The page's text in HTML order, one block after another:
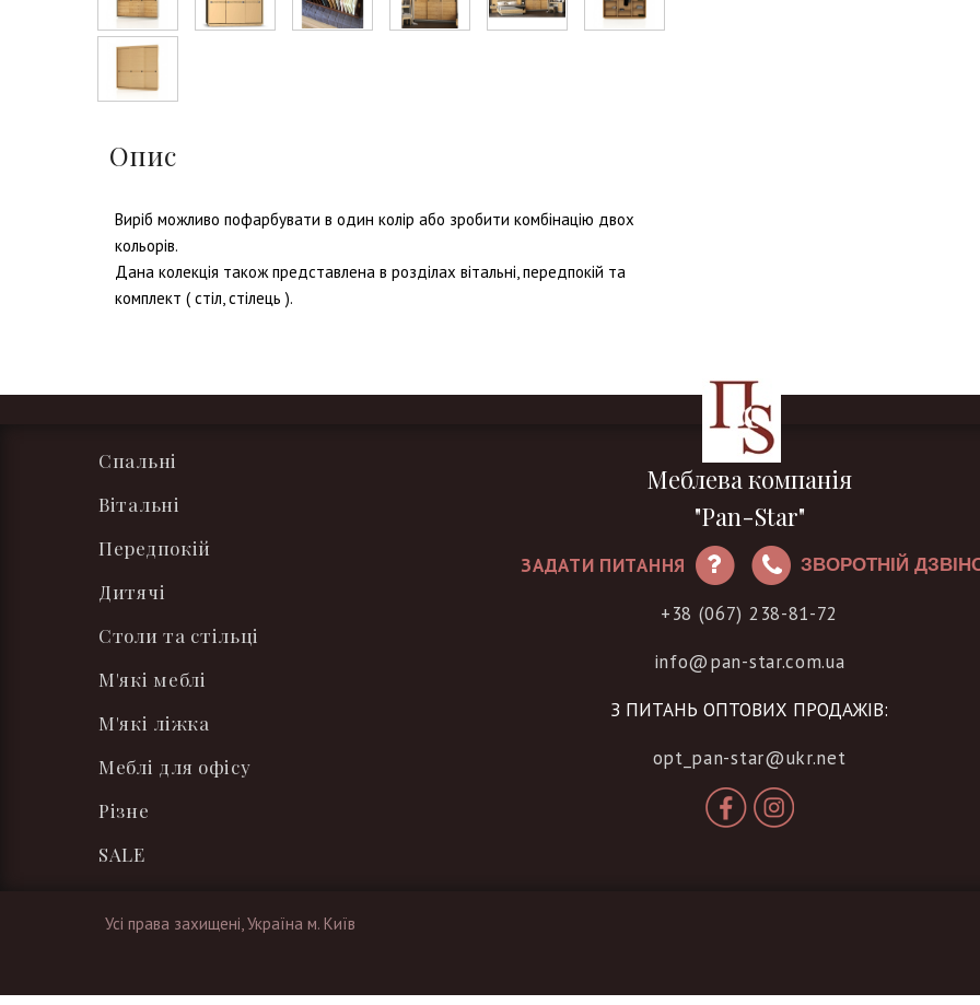
Опис
Виріб можливо пофарбувати в один колір або зробити комбінацію двох
кольорів.
Дана колекція також представлена в розділах вітальні, передпокій та
комплект ( стіл, стілець ).
Спальні
Вітальні
Передпокій
Дитячі
Столи та стільці
М'які меблі
М'які ліжка
Меблі для офісу
Різне
SALE
Меблева компанія
"Pan-Star"
ЗАДАТИ ПИТАННЯ ЗВОРОТНІЙ
+38 (067) 238-81-72
info@pan-star.com.ua
З ПИТАНЬ ОПТОВИХ ПРОДАЖІВ:
opt_pan-star@ukr.net
Усі права захищені, Україна м. Київ